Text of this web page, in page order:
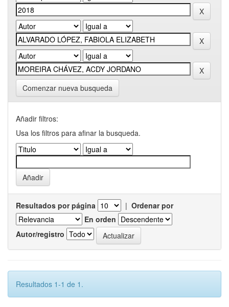
Comenzar nueva busqueda
Añadir filtros:
Usa los filtros para afinar la busqueda.
Resultados por página | Ordenar por
En orden
Autor/registro
Resultados 1-1 de 1.